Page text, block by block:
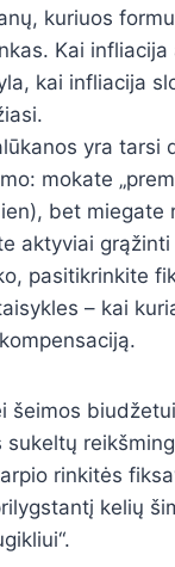
kuriuos
Kai infliacija
kai infliacija
yra tarsi
mokate
bet miegate
aktyviai grąžinti
pasitikrinkite
– kai
šeimos
sukeltų
rinkitės
kelių